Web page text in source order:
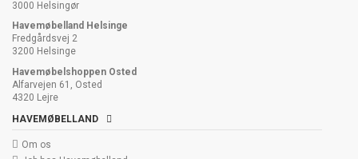
3000 Helsingør
Havemøbelland Helsinge
Fredgårdsvej 2
3200 Helsinge
Havemøbelshoppen Osted
Alfarvejen 61, Osted
4320 Lejre
HAVEMØBELLAND
Om os